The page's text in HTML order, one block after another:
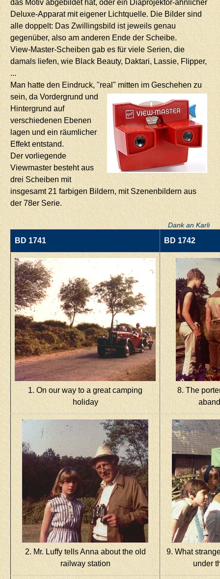
das Motiv abgebildet hat, oder ein Diaprojektor-ähnlicher
Deluxe-Apparat mit eigener Lichtquelle. Die Bilder sind
alle doppelt: Das Zwillingsbild ist jeweils genau
gegenüber, also am anderen Ende der Scheibe.
View-Master-Scheiben gab es für viele Serien, die
damals liefen, wie Black Beauty, Daktari, Lassie, Flipper,
...
Man hatte den Eindruck, "real" mitten im Geschehen zu
sein, da Vordergrundund
Hintergrund auf
verschiedenen Ebenen
lagen und ein räumlicher
Effekt entstand.
Der vorliegende
Viewmaster besteht aus
drei Scheiben mit
insgesamt 21 farbigen Bildern, mit Szenenbildern aus
der 78er Serie.
Dank an Karli
BD 1741 BD 1742
1. On our way to a great camping
holiday
8. The
2. Mr. Luffy tells Anna about the old
railway station
9. What
under